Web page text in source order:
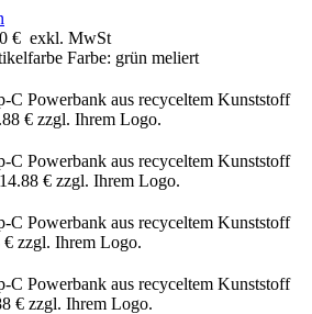
€ exkl. MwSt
Farbe: grün meliert